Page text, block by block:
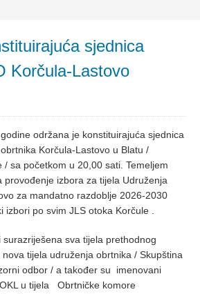
sjednica
Korčula-Lastovo
održana je konstituirajuća sjednica
Korčula-Lastovo u Blatu /
sa početkom u 20,00 sati. Temeljem
provođenje izbora za tijela Udruženja
za mandatno razdoblje 2026-2030
izbori po svim JLS otoka Korčule .
sva tijela prethodnog
tijela udruženja obrtnika / Skupština
odbor / a također su imenovani
u tijela Obrtničke komore